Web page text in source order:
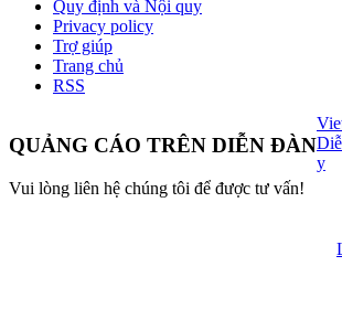
Quy định và Nội quy
Privacy policy
Trợ giúp
Trang chủ
RSS
QUẢNG CÁO TRÊN DIỄN ĐÀN
Vui lòng liên hệ chúng tôi để được tư vấn!
y